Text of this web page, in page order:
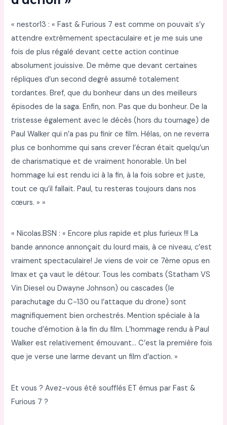
« nestor13 : « Fast & Furious 7 est comme on pouvait s’y
attendre extrêmement spectaculaire et je me suis une
fois de plus régalé devant cette action continue
absolument jouissive. De même que devant certaines
répliques d’un second degré assumé totalement
tordantes. Bref, que du bonheur dans un des meilleurs
épisodes de la saga. Enfin, non. Pas que du bonheur. De la
tristesse également avec le décès (hors du tournage) de
Paul Walker qui n’a pas pu finir ce film. Hélas, on ne reverra
plus ce bonhomme qui sans crever l’écran était quelqu’un
de charismatique et de vraiment honorable. Un bel
hommage lui est rendu ici à la fin, à la fois sobre et juste,
tout ce qu’il fallait. Paul, tu resteras toujours dans nos
cœurs. » »
« Nicolas.BSN : « Encore plus rapide et plus furieux !!! La
bande annonce annonçait du lourd mais, à ce niveau, c’est
vraiment spectaculaire! Je viens de voir ce 7ème opus en
Imax et ça vaut le détour. Tous les combats (Statham VS
Vin Diesel ou Dwayne Johnson) ou cascades (le
parachutage du C-130 ou l’attaque du drone) sont
magnifiquement bien orchestrés. Mention spéciale à la
touche d’émotion à la fin du film. L’hommage rendu à Paul
Walker est relativement émouvant… C’est la première fois
que je verse une larme devant un film d’action. »
Et vous ? Avez-vous été soufflés ET émus par Fast &
Furious 7 ?